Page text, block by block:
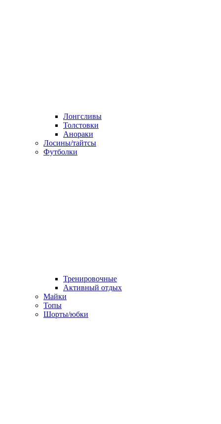
Лонгсливы
Толстовки
Анораки
Лосины/тайтсы
Футболки
Тренировочные
Активный отдых
Майки
Топы
Шорты/юбки